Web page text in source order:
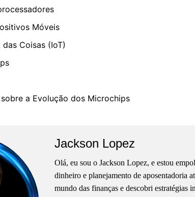
Móveis
Coisas (IoT)
a Evolução dos Microchips
Jackson Lopez
Olá, eu sou o Jackson Lopez, e estou
dinheiro e planejamento de aposentadoria
mundo das finanças e descobri estratégias